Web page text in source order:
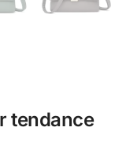
tendance